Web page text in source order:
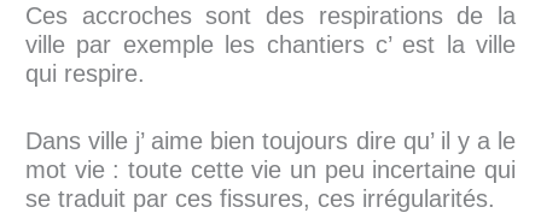
Ces accroches sont des respirations de la
ville par exemple les chantiers c’ est la ville
qui respire.
Dans ville j’ aime bien toujours dire qu’ il y a le
mot vie : toute cette vie un peu incertaine qui
se traduit par ces fissures, ces irrégularités.